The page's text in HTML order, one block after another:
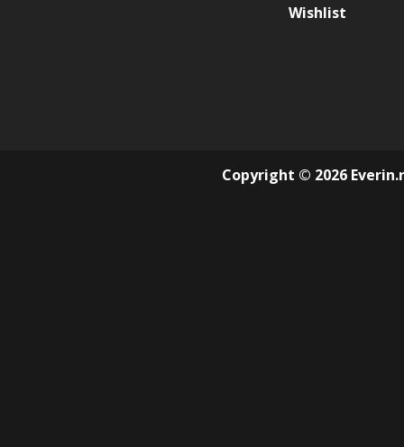
Wishlist
Copyright © 2026